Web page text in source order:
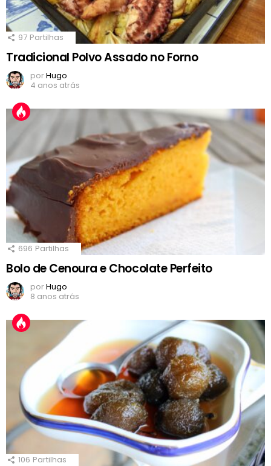
97 Partilhas
Tradicional Polvo Assado no Forno
porHugo
4 anos atrás
696 Partilhas
Bolo de Cenoura e Chocolate Perfeito
porHugo
8 anos atrás
106 Partilhas